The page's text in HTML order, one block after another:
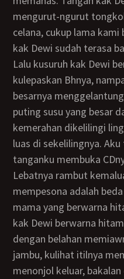
mengurut-ngurut
celana, cukup lama
kak Dewi sudah terasa
Lalu kusuruh kak Dewi berdiri menghadapku,
kulepaskan Bhnya,
besarnya
puting susu yang besar
kemerahan dikelilingi
luas di sekelilingnya.
tanganku membuka
lebatnya rambut kemaluan kak Dewi, namun yang
mempesona adalah
mama yang berwarna
kak Dewi berwarna
dengan belahan
jambu, kulihat itilnya
menonjol keluar,